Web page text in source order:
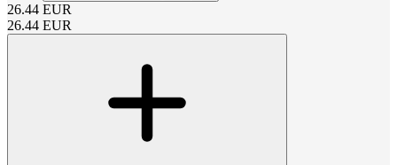
26.44 EUR
26.44 EUR